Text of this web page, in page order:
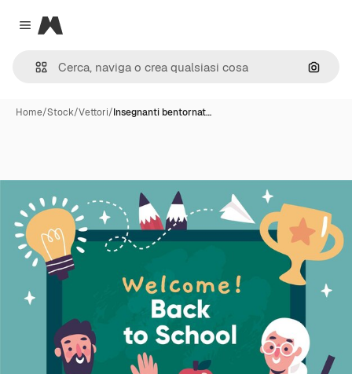
Close menu
Magnific
Cerca
Home/Stock/Vettori/Insegnanti bentornat…